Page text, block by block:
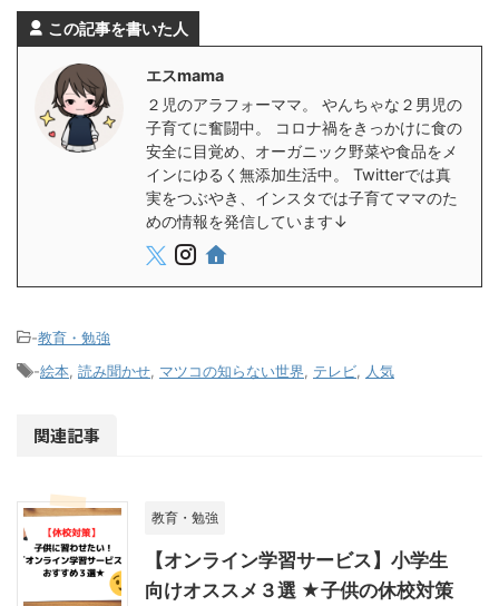
この記事を書いた人
エスmama
２児のアラフォーママ。 やんちゃな２男児の
子育てに奮闘中。 コロナ禍をきっかけに食の
安全に目覚め、オーガニック野菜や食品をメ
インにゆるく無添加生活中。 Twitterでは真
実をつぶやき、インスタでは子育てママのた
めの情報を発信しています↓
-教育・勉強
-絵本 読み聞かせ マツコの知らない世界 テレビ 人気
関連記事
教育・勉強
【オンライン学習サービス】小学生
向けオススメ３選 ★子供の休校対策